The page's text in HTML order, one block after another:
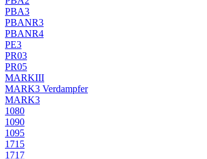
PBA3
PBANR3
PBANR4
PE3
PR03
PR05
MARKIII
MARK3 Verdampfer
MARK3
1080
1090
1095
1715
1717